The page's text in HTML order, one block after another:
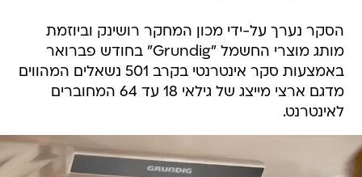
הסקר נערך על-ידי מכון המחקר רושינק וביוזמת
מותג מוצרי החשמל "Grundig" בחודש פברואר
באמצעות סקר אינטרנטי בקרב 501 נשאלים המהווים
מדגם ארצי מייצג של גילאי 18 עד 64 המחוברים
לאינטרנט.